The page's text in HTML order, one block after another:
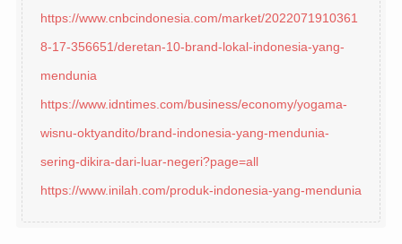
https://www.cnbcindonesia.com/market/2022071910361
8-17-356651/deretan-10-brand-lokal-indonesia-yang-
mendunia
https://www.idntimes.com/business/economy/yogama-
wisnu-oktyandito/brand-indonesia-yang-mendunia-
sering-dikira-dari-luar-negeri?page=all
https://www.inilah.com/produk-indonesia-yang-mendunia